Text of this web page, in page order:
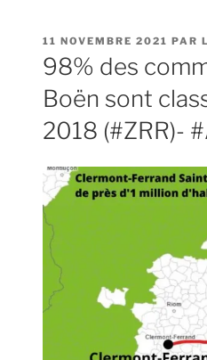
PUBLIÉ
LE
11 NOVEMBRE 2021 PAR
98% des
Boën sont
2018 (#ZRR)-